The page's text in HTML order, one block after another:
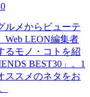
ルメからビューテ
Web LEON編集者
るモノ・コトを紹
BEST30」。1
ススメのネタをお